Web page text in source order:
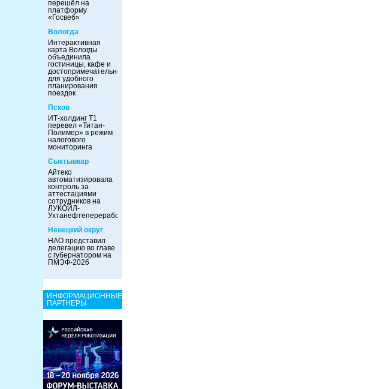
перешёл на
платформу
«Госвеб»
Вологда
Интерактивная
карта Вологды
объединила
гостиницы, кафе и
достопримечательности
для удобного
планирования
поездок
Псков
ИТ-холдинг Т1
перевел «Титан-
Полимер» в режим
налогового
мониторинга
Сыктывкар
Айтеко
автоматизировала
контроль за
аттестациями
сотрудников на
ЛУКОЙЛ-
Ухтанефтепереработка
Ненецкий округ
НАО представил
делегацию во главе
с губернатором на
ПМЭФ-2026
ИНФОРМАЦИОННЫЕ
ПАРТНЕРЫ